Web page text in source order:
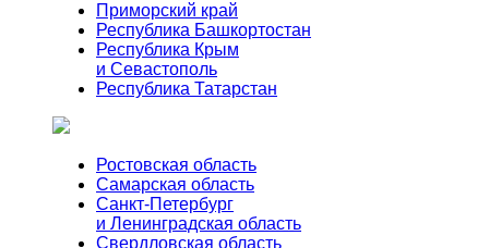
Приморский край
Республика Башкортостан
Республика Крым
и Севастополь
Республика Татарстан
Ростовская область
Самарская область
Санкт-Петербург
и Ленинградская область
Свердловская область